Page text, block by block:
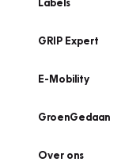
GRIP Expert
E-Mobility
GroenGedaan
Over ons